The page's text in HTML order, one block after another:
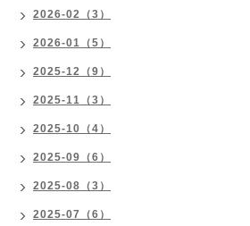
2026-02（3）
2026-01（5）
2025-12（9）
2025-11（3）
2025-10（4）
2025-09（6）
2025-08（3）
2025-07（6）